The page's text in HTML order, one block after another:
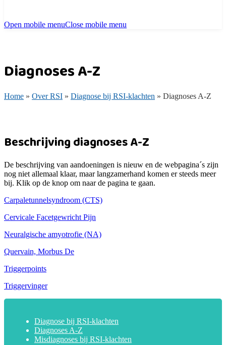
Open mobile menuClose mobile menu
Diagnoses A-Z
Home » Over RSI » Diagnose bij RSI-klachten » Diagnoses A-Z
Beschrijving diagnoses A-Z
De beschrijving van aandoeningen is nieuw en de webpagina´s zijn
nog niet allemaal klaar, maar langzamerhand komen er steeds meer
bij. Klik op de knop om naar de pagina te gaan.
Carpaletunnelsyndroom (CTS)
Cervicale Facetgewricht Pijn
Neuralgische amyotrofie (NA)
Quervain, Morbus De
Triggerpoints
Triggervinger
Diagnose bij RSI-klachten
Diagnoses A-Z
Misdiagnoses bij RSI-klachten